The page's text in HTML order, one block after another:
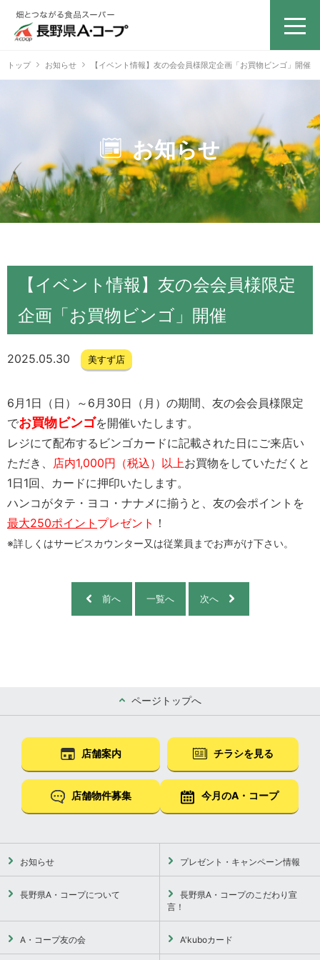
トップ お知らせ 【イベント情報】友の会会員様限定企画「お買物ビンゴ」開催
お知らせ
【イベント情報】友の会会員様限定
企画「お買物ビンゴ」開催
2025.05.30 美すず店
6月1日（日）～6月30日（月）の期間、友の会会員様限定
でお買物ビンゴを開催いたします。
レジにて配布するビンゴカードに記載された日にご来店い
ただき、 店内1,000円（税込）以上お買物をしていただくと
1日1回、カードに押印いたします。
ハンコがタテ・ヨコ・ナナメに揃うと、友の会ポイントを
最大250ポイント プレゼント ！
※詳しくはサービスカウンター又は従業員までお声がけ下さい。
前へ 一覧へ 次へ
ページトップへ
店舗案内 チラシを見る
店舗物件募集 今月のA・コープ
お知らせ プレゼント・キャンペーン情報
長野県A・コープについて
長野県A・コープのこだわり宣
言！
A・コープ友の会 A'kuboカード